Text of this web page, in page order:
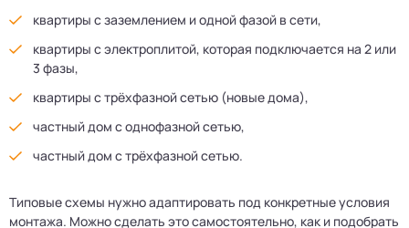
квартиры с заземлением и одной фазой в сети,
квартиры с электроплитой, которая подключается на 2 или
3 фазы,
квартиры с трёхфазной сетью (новые дома),
частный дом с однофазной сетью,
частный дом с трёхфазной сетью.
Типовые схемы нужно адаптировать под конкретные условия
монтажа. Можно сделать это самостоятельно, как и подобрать